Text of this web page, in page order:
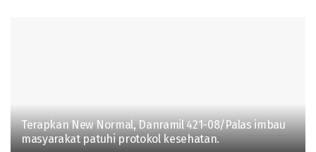
Terapkan New Normal, Danramil 421-08/Palas imbau
masyarakat patuhi protokol kesehatan.